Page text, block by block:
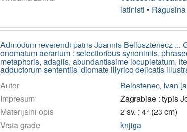
latinisti • Ragusina
Admodum reverendi patris Joannis Bellosztenecz ...
onomatum aerarium : selectioribus synonimis,
metaphoris, adagiis, abundantissime locupletatum,
adductorum sententiis idiomate illyrico delicatis
Autor
Belostenec, Ivan
Impresum
Zagrabiae : typis
Materijalni opis
2 sv. ; 4° (23 cm)
Vrsta građe
knjiga